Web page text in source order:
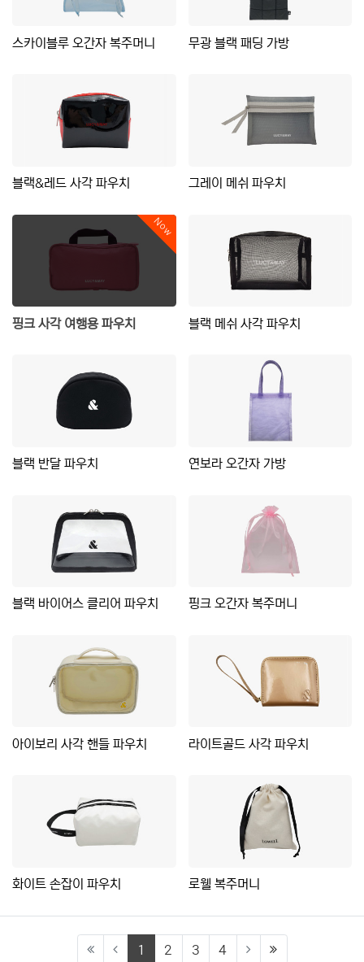
스카이블루 오간자 복주머니 무광 블랙 패딩 가방
블랙&레드 사각 파우치 그레이 메쉬 파우치
Now
핑크 사각 여행용 파우치 블랙 메쉬 사각 파우치
블랙 반달 파우치 연보라 오간자 가방
블랙 바이어스 클리어 파우치 핑크 오간자 복주머니
아이보리 사각 핸들 파우치 라이트골드 사각 파우치
화이트 손잡이 파우치 로웰 복주머니
1 (current)
2 3 4 (last)